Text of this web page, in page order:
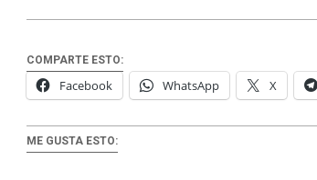
COMPARTE ESTO:
Facebook WhatsApp X
ME GUSTA ESTO: